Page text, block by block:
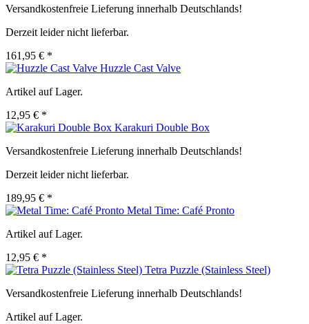
Versandkostenfreie Lieferung innerhalb Deutschlands!
Derzeit leider nicht lieferbar.
161,95 € *
Huzzle Cast Valve
Artikel auf Lager.
12,95 € *
Karakuri Double Box
Versandkostenfreie Lieferung innerhalb Deutschlands!
Derzeit leider nicht lieferbar.
189,95 € *
Metal Time: Café Pronto
Artikel auf Lager.
12,95 € *
Tetra Puzzle (Stainless Steel)
Versandkostenfreie Lieferung innerhalb Deutschlands!
Artikel auf Lager.